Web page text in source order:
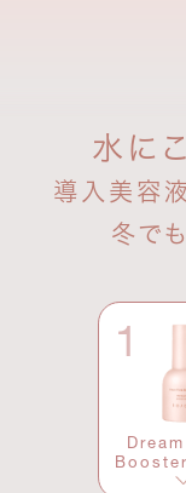
水に
導入美容
冬で